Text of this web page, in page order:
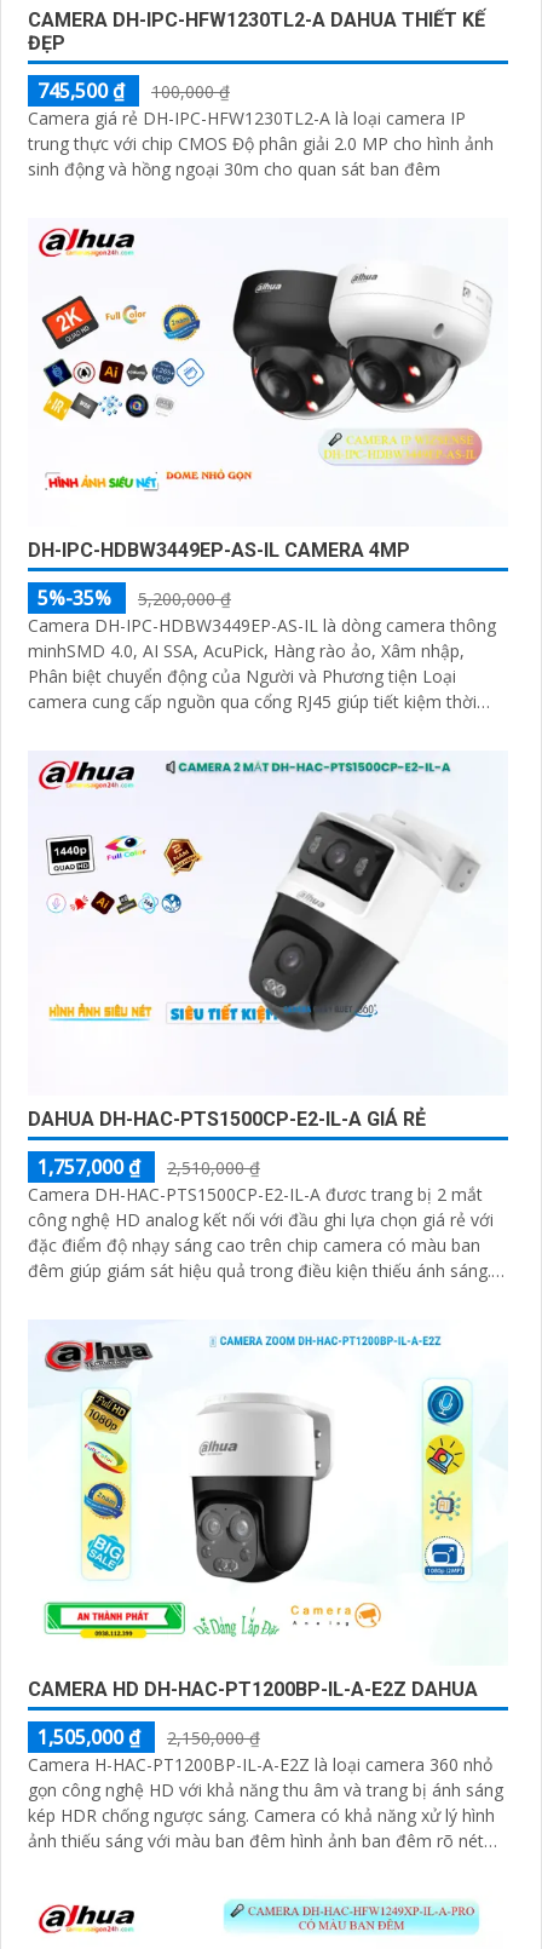
CAMERA DH-IPC-HFW1230TL2-A DAHUA THIẾT KẾ
ĐẸP
745,500 ₫
100,000 ₫
Camera giá rẻ DH-IPC-HFW1230TL2-A là loại camera IP
trung thực với chip CMOS Độ phân giải 2.0 MP cho hình ảnh
sinh động và hồng ngoại 30m cho quan sát ban đêm
DH-IPC-HDBW3449EP-AS-IL CAMERA 4MP
5%-35%
5,200,000 ₫
Camera DH-IPC-HDBW3449EP-AS-IL là dòng camera thông
minhSMD 4.0, AI SSA, AcuPick, Hàng rào ảo, Xâm nhập,
Phân biệt chuyển động của Người và Phương tiện Loại
camera cung cấp nguồn qua cổng RJ45 giúp tiết kiệm thời
DAHUA DH-HAC-PTS1500CP-E2-IL-A GIÁ RẺ
1,757,000 ₫
2,510,000 ₫
Camera DH-HAC-PTS1500CP-E2-IL-A đươc trang bị 2 mắt
công nghệ HD analog kết nối với đầu ghi lựa chọn giá rẻ với
đặc điểm độ nhạy sáng cao trên chip camera có màu ban
đêm giúp giám sát hiệu quả trong điều kiện thiếu ánh sáng.
CAMERA HD DH-HAC-PT1200BP-IL-A-E2Z DAHUA
1,505,000 ₫
2,150,000 ₫
Camera H-HAC-PT1200BP-IL-A-E2Z là loại camera 360 nhỏ
gọn công nghệ HD với khả năng thu âm và trang bị ánh sáng
kép HDR chống ngược sáng. Camera có khả năng xử lý hình
ảnh thiếu sáng với màu ban đêm hình ảnh ban đêm rõ nét